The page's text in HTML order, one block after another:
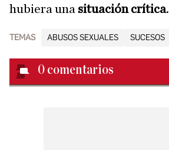
hubiera una situación crítica.
TEMAS ABUSOS SEXUALES SUCESOS
0 comentarios